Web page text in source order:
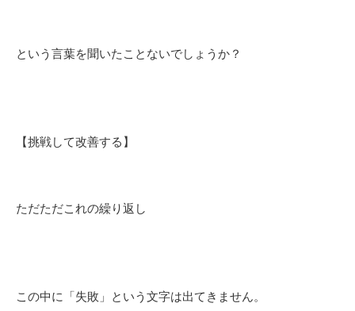
という言葉を聞いたことないでしょうか？
【挑戦して改善する】
ただただこれの繰り返し
この中に「失敗」という文字は出てきません。